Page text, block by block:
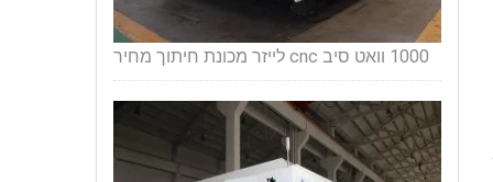
1000 וואט סיב cnc לייזר מכונת חיתוך מחיר